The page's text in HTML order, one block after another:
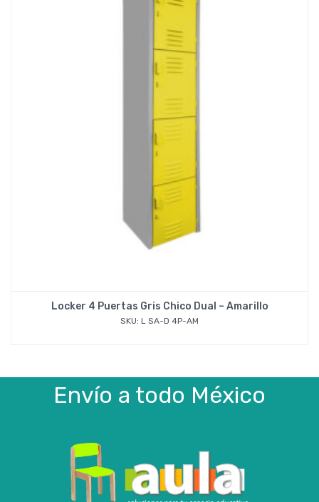
Locker 4 Puertas Gris Chico Dual – Amarillo
SKU: L SA-D 4P-AM
Envío a todo México